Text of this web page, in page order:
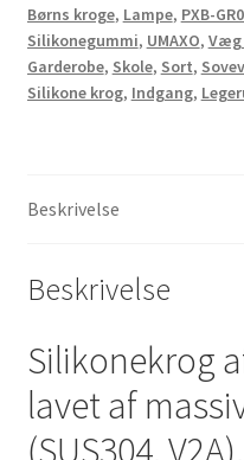
stål,
overflade:
sort,
version:
PXB-
212-
Gummikroge
til
børnehave,
skole
Børns kroge, Lampe, PXB-
Silikonegummi, UMAXO, Væg
Garderobe, Skole, Sort,
Silikone krog, Indgang,
Beskrivelse
Beskrivelse
Silikonekrog
lavet af